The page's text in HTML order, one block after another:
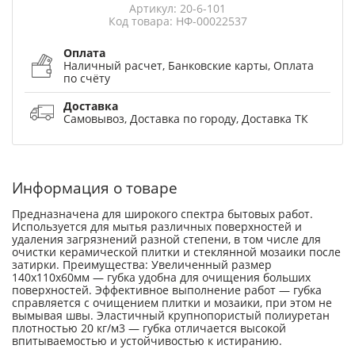
Артикул: 20-6-101
Код товара: НФ-00022537
Оплата
Наличный расчет, Банковские карты, Оплата
по счёту
Доставка
Самовывоз, Доставка по городу, Доставка ТК
Информация о товаре
Предназначена для широкого спектра бытовых работ.
Используется для мытья различных поверхностей и
удаления загрязнений разной степени, в том числе для
очистки керамической плитки и стеклянной мозаики после
затирки. Преимущества: Увеличенный размер
140х110х60мм — губка удобна для очищения больших
поверхностей. Эффективное выполнение работ — губка
справляется с очищением плитки и мозаики, при этом не
вымывая швы. Эластичный крупнопористый полиуретан
плотностью 20 кг/м3 — губка отличается высокой
впитываемостью и устойчивостью к истиранию.